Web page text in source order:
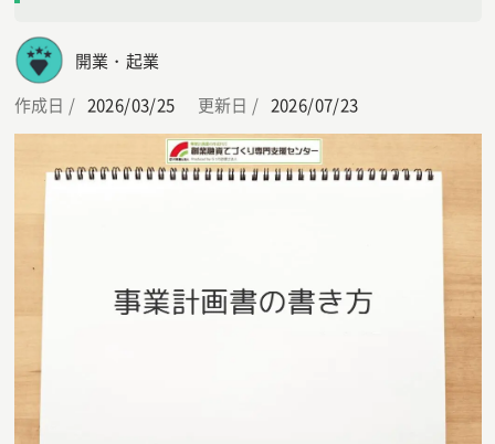
開業・起業
作成日 / 2026/03/25 更新日 / 2026/07/23